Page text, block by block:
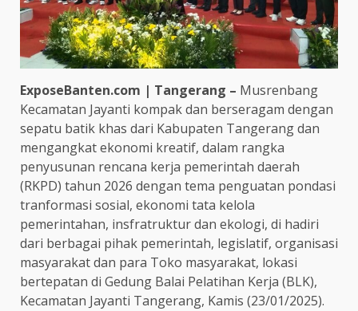
ExposeBanten.com | Tangerang – Musrenbang
Kecamatan Jayanti kompak dan berseragam dengan
sepatu batik khas dari Kabupaten Tangerang dan
mengangkat ekonomi kreatif, dalam rangka
penyusunan rencana kerja pemerintah daerah
(RKPD) tahun 2026 dengan tema penguatan pondasi
tranformasi sosial, ekonomi tata kelola
pemerintahan, insfratruktur dan ekologi, di hadiri
dari berbagai pihak pemerintah, legislatif, organisasi
masyarakat dan para Toko masyarakat, lokasi
bertepatan di Gedung Balai Pelatihan Kerja (BLK),
Kecamatan Jayanti Tangerang, Kamis (23/01/2025).